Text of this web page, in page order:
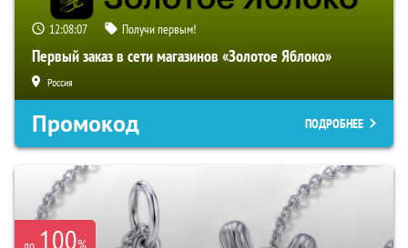
12:08:06 Получи первым!
Первый заказ в сети магазинов «Золотое Яблоко»
Россия
Промокод ПОДРОБНЕЕ
100%